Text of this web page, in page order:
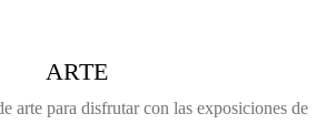
ARTE
arte para disfrutar con las exposiciones de